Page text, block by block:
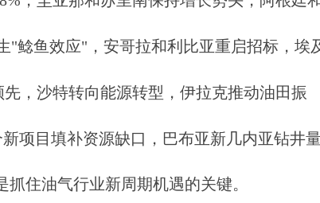
"鲶鱼效应"，安哥拉和利比亚重启招标，埃
先，沙特转向能源转型，伊拉克推动油田振
项目填补资源缺口，巴布亚新几内亚钻井
住油气行业新周期机遇的关键。